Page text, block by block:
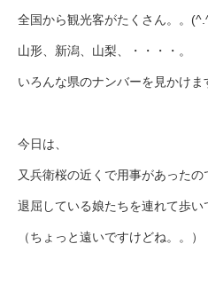
全国から観光客がたくさん。。
山形、新潟、山梨、・・・・。
いろんな県のナンバーを見かけま
今日は、
又兵衛桜の近くで用事があったの
退屈している娘たちを連れて歩い
（ちょっと遠いですけどね。。）